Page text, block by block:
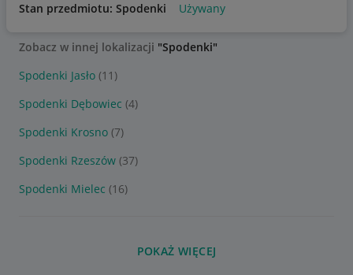
Stan przedmiotu: Spodenki Używany
Zobacz w innej lokalizacji "Spodenki"
Spodenki Jasło (11)
Spodenki Dębowiec (4)
Spodenki Krosno (7)
Spodenki Rzeszów (37)
Spodenki Mielec (16)
POKAŻ WIĘCEJ